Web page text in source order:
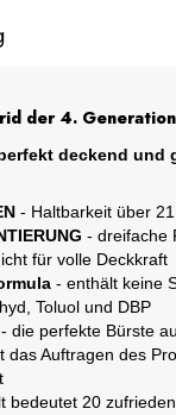
der 4. Generation
deckend und
- Haltbarkeit über
- dreifache
für volle Deckkraft
- enthält keine
Toluol und DBP
- die perfekte Bürste
das Auftragen des
bedeutet 20